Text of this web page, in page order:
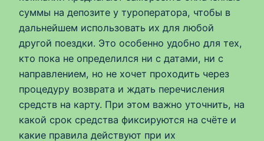
суммы на депозите у туроператора, чтобы в
дальнейшем использовать их для любой
другой поездки. Это особенно удобно для тех,
кто пока не определился ни с датами, ни с
направлением, но не хочет проходить через
процедуру возврата и ждать перечисления
средств на карту. При этом важно уточнить, на
какой срок средства фиксируются на счёте и
какие правила действуют при их